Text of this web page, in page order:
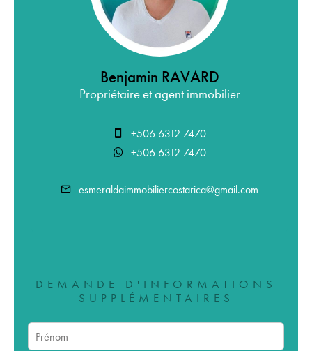
Benjamin RAVARD
Propriétaire et agent immobilier
+506 6312 7470
+506 6312 7470
esmeraldaimmobiliercostarica@gmail.com
DEMANDE D'INFORMATIONS
SUPPLÉMENTAIRES